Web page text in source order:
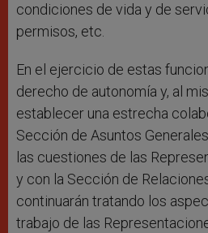
condiciones de vida y de
permisos, etc.
En el ejercicio de estas
derecho de autonomía y, al
establecer una estrecha
Sección de Asuntos
las cuestiones de las
y con la Sección de
continuarán tratando los
trabajo de las